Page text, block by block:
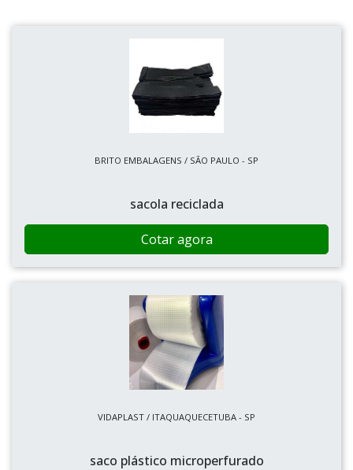
BRITO EMBALAGENS / SÃO PAULO - SP
sacola reciclada
Cotar agora
VIDAPLAST / ITAQUAQUECETUBA - SP
saco plástico microperfurado